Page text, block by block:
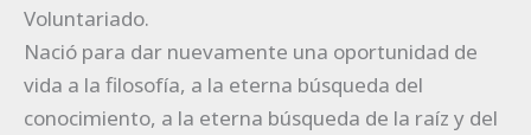
Voluntariado.
Nació para dar nuevamente una oportunidad de
vida a la filosofía, a la eterna búsqueda del
conocimiento, a la eterna búsqueda de la raíz y del